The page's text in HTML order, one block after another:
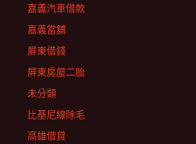
嘉義汽車借款
嘉義當舖
屏東借錢
屏東房屋二胎
未分類
比基尼線除毛
高雄借貸